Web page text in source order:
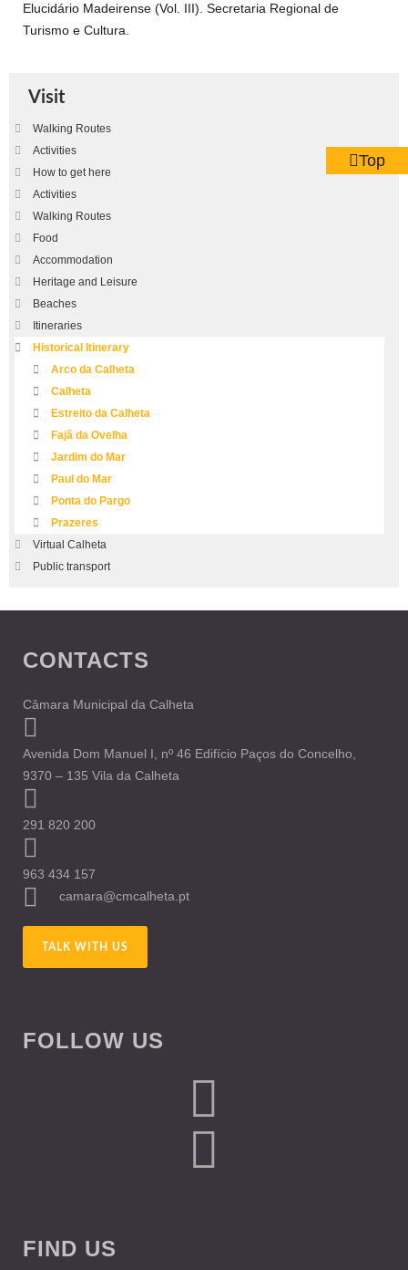
Elucidário Madeirense (Vol. III). Secretaria Regional de
Turismo e Cultura.
Visit
Walking Routes
Activities
How to get here
Activities
Walking Routes
Food
Accommodation
Heritage and Leisure
Beaches
Itineraries
Historical Itinerary
Arco da Calheta
Calheta
Estreito da Calheta
Fajã da Ovelha
Jardim do Mar
Paul do Mar
Ponta do Pargo
Prazeres
Virtual Calheta
Public transport
CONTACTS
Câmara Municipal da Calheta
Avenida Dom Manuel I, nº 46 Edifício Paços do Concelho,
9370 – 135 Vila da Calheta
291 820 200
963 434 157
camara@cmcalheta.pt
TALK WITH US
FOLLOW US
FIND US
Top